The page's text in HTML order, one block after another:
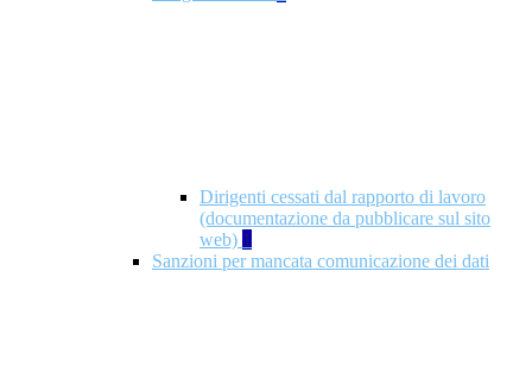
Dirigenti cessati dal rapporto di lavoro
(documentazione da pubblicare sul sito
web) 1
Sanzioni per mancata comunicazione dei dati